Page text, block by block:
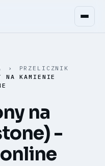
›
PRZELICZNIK
NA KAMIENIE
na
-